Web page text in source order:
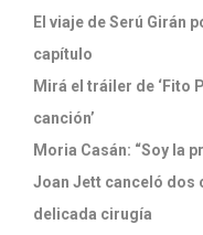
El viaje de Serú Girán
capítulo
Mirá el tráiler de ‘Fito
canción’
Moria Casán: “Soy la
Joan Jett canceló dos
delicada cirugía